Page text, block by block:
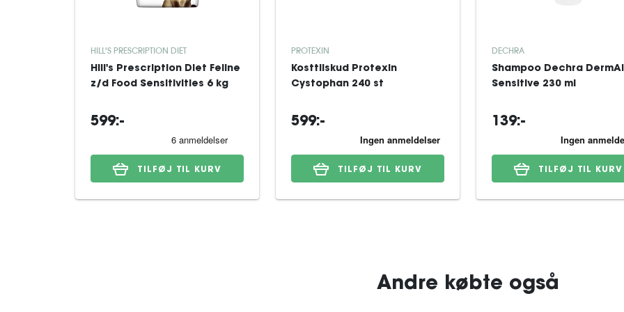
HILL'S PRESCRIPTION DIET
Hill's Prescription Diet Feline
z/d Food Sensitivities 6 kg
599:-
TILFØJ TIL KURV
PROTEXIN
Kosttilskud Protexin
Cystophan 240 st
599:-
TILFØJ TIL KURV
DECHRA
Shampoo Dechra
Sensitive 230 ml
139:-
TILFØJ TIL KURV
Andre købte også